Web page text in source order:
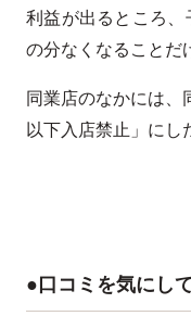
利益が出るところ
の分なくなることだ
同業店のなかには、
以下入店禁止」にし
●口コミを気にし